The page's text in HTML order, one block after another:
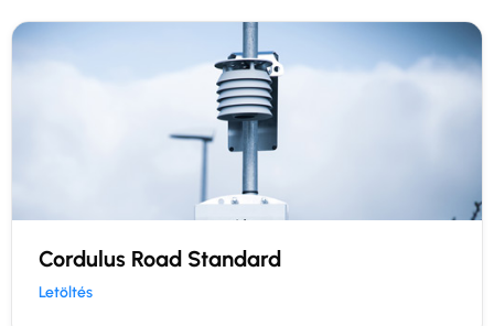
Cordulus Road Standard
Letöltés